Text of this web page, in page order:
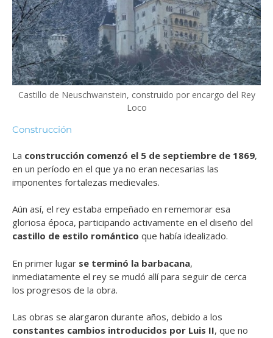
Castillo de Neuschwanstein, construido por encargo del Rey
Loco
Construcción
La construcción comenzó el 5 de septiembre de 1869,
en un período en el que ya no eran necesarias las
imponentes fortalezas medievales.
Aún así, el rey estaba empeñado en rememorar esa
gloriosa época, participando activamente en el diseño del
castillo de estilo romántico que había idealizado.
En primer lugar se terminó la barbacana,
inmediatamente el rey se mudó allí para seguir de cerca
los progresos de la obra.
Las obras se alargaron durante años, debido a los
constantes cambios introducidos por Luis II, que no